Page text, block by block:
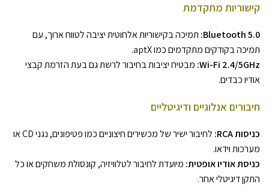
קישוריות מתקדמת
Bluetooth 5.0: תמיכה בקישוריות אלחוטית יציבה לטווח ארוך, עם
תמיכה בקודקים מתקדמים כמו aptX.
Wi-Fi 2.4/5GHz: מבטיח יציבות בחיבור לרשת גם בעת הזרמת קבצי
אודיו כבדים.
חיבורים אנלוגיים ודיגיטליים
כניסות RCA:
לחיבור ישיר של מכשירים חיצוניים כמו פטיפונים, נגני CD או
מערכות וידאו.
כניסת אודיו אופטית: מיועדת לחיבור לטלוויזיה, קונסולת משחקים או כל
התקן דיגיטלי אחר.